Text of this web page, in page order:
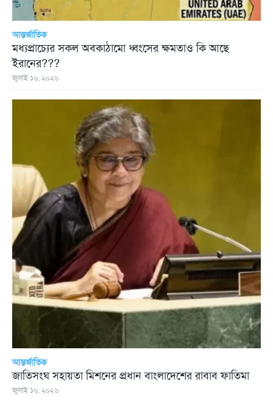
আন্তর্জাতিক
মধ্যপ্রাচ্যের সকল অবকাঠামো ধ্বংসের ক্ষমতাও কি আছে
ইরানের???
জুলাই ১৬, ২০২৬
আন্তর্জাতিক
জাতিসংঘ সহায়তা মিশনের প্রধান বাংলাদেশের রাবাব ফাতিমা
জুলাই ১৬, ২০২৬